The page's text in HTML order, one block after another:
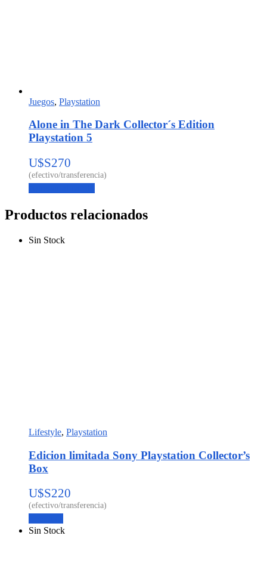
Juegos, Playstation
Alone in The Dark Collector´s Edition
Playstation 5
U$S270
Productos relacionados
Sin Stock
Lifestyle, Playstation
Edicion limitada Sony Playstation Collector’s
Box
U$S220
Sin Stock